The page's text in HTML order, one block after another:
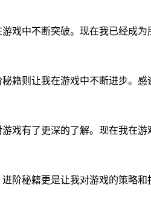
戏中不断突破。现在我已经成为
籍则让我在游戏中不断进步。感
有了更深的了解。现在我在游
秘籍更是让我对游戏的策略